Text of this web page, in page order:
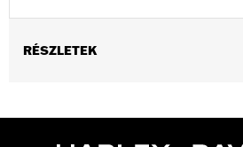
RÉSZLETEK